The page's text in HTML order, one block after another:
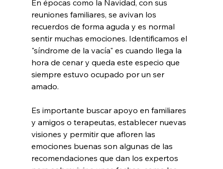
En épocas como la Navidad, con sus
reuniones familiares, se avivan los
recuerdos de forma aguda y es normal
sentir muchas emociones. Identificamos el
"síndrome de la vacía" es cuando llega la
hora de cenar y queda este especio que
siempre estuvo ocupado por un ser
amado.
Es importante buscar apoyo en familiares
y amigos o terapeutas, establecer nuevas
visiones y permitir que afloren las
emociones buenas son algunas de las
recomendaciones que dan los expertos